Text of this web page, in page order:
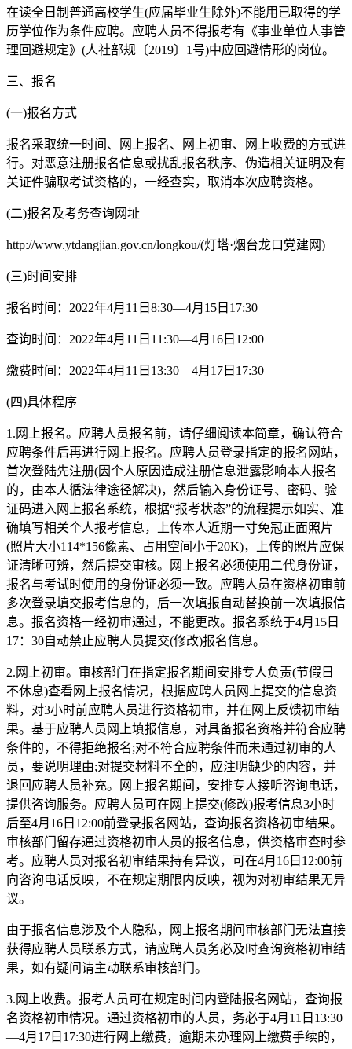
在读全日制普通高校学生(应届毕业生除外)不能用已取得的学
历学位作为条件应聘。应聘人员不得报考有《事业单位人事管
理回避规定》(人社部规〔2019〕1号)中应回避情形的岗位。
三、报名
(一)报名方式
报名采取统一时间、网上报名、网上初审、网上收费的方式进
行。对恶意注册报名信息或扰乱报名秩序、伪造相关证明及有
关证件骗取考试资格的，一经查实，取消本次应聘资格。
(二)报名及考务查询网址
http://www.ytdangjian.gov.cn/longkou/(灯塔·烟台龙口党建网)
(三)时间安排
报名时间：2022年4月11日8:30—4月15日17:30
查询时间：2022年4月11日11:30—4月16日12:00
缴费时间：2022年4月11日13:30—4月17日17:30
(四)具体程序
1.网上报名。应聘人员报名前，请仔细阅读本简章，确认符合
应聘条件后再进行网上报名。应聘人员登录指定的报名网站，
首次登陆先注册(因个人原因造成注册信息泄露影响本人报名
的，由本人循法律途径解决)，然后输入身份证号、密码、验
证码进入网上报名系统，根据“报考状态”的流程提示如实、准
确填写相关个人报考信息，上传本人近期一寸免冠正面照片
(照片大小114*156像素、占用空间小于20K)，上传的照片应保
证清晰可辨，然后提交审核。网上报名必须使用二代身份证，
报名与考试时使用的身份证必须一致。应聘人员在资格初审前
多次登录填交报考信息的，后一次填报自动替换前一次填报信
息。报名资格一经初审通过，不能更改。报名系统于4月15日
17：30自动禁止应聘人员提交(修改)报名信息。
2.网上初审。审核部门在指定报名期间安排专人负责(节假日
不休息)查看网上报名情况，根据应聘人员网上提交的信息资
料，对3小时前应聘人员进行资格初审，并在网上反馈初审结
果。基于应聘人员网上填报信息，对具备报名资格并符合应聘
条件的，不得拒绝报名;对不符合应聘条件而未通过初审的人
员，要说明理由;对提交材料不全的，应注明缺少的内容，并
退回应聘人员补充。网上报名期间，安排专人接听咨询电话，
提供咨询服务。应聘人员可在网上提交(修改)报考信息3小时
后至4月16日12:00前登录报名网站，查询报名资格初审结果。
审核部门留存通过资格初审人员的报名信息，供资格审查时参
考。应聘人员对报名初审结果持有异议，可在4月16日12:00前
向咨询电话反映，不在规定期限内反映，视为对初审结果无异
议。
由于报名信息涉及个人隐私，网上报名期间审核部门无法直接
获得应聘人员联系方式，请应聘人员务必及时查询资格初审结
果，如有疑问请主动联系审核部门。
3.网上收费。报考人员可在规定时间内登陆报名网站，查询报
名资格初审情况。通过资格初审的人员，务必于4月11日13:30
—4月17日17:30进行网上缴费，逾期未办理网上缴费手续的，